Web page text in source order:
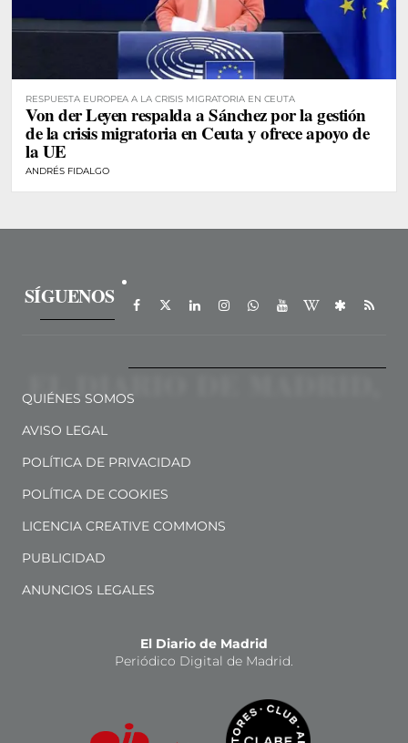
RESPUESTA EUROPEA A LA CRISIS MIGRATORIA EN CEUTA
Von der Leyen respalda a Sánchez por la gestión
de la crisis migratoria en Ceuta y ofrece apoyo de
la UE
ANDRÉS FIDALGO
SÍGUENOS
QUIÉNES SOMOS
AVISO LEGAL
POLÍTICA DE PRIVACIDAD
POLÍTICA DE COOKIES
LICENCIA CREATIVE COMMONS
PUBLICIDAD
ANUNCIOS LEGALES
El Diario de Madrid
Periódico Digital de Madrid.